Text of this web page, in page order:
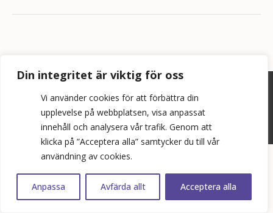
Din integritet är viktig för oss
Vi använder cookies för att förbättra din
upplevelse på webbplatsen, visa anpassat
innehåll och analysera vår trafik. Genom att
klicka på ”Acceptera alla” samtycker du till vår
användning av cookies.
Anpassa Avfärda allt Acceptera alla
© 2026
Bopol AB
info@bostadspolitik.se
0704-57 90 06